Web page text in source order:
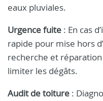
eaux pluviales.
Urgence fuite : En cas
rapide pour mise hors
recherche et
limiter les dégâts.
Audit de toiture :